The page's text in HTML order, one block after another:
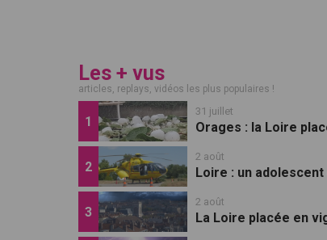
Les + vus
articles, replays, vidéos les plus populaires !
31 juillet
Orages : la Loire
2 août
Loire : un
2 août
La Loire placée en